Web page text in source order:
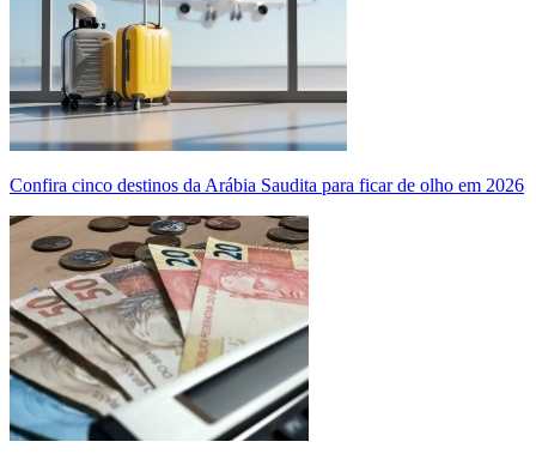
Confira cinco destinos da Arábia Saudita para ficar de olho em 2026